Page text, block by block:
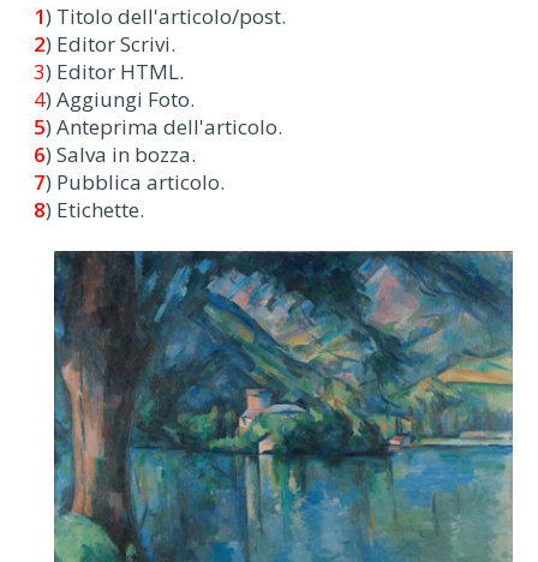
1) Titolo dell'articolo/post.
2) Editor Scrivi.
3) Editor HTML.
4) Aggiungi Foto.
5) Anteprima dell'articolo.
6) Salva in bozza.
7) Pubblica articolo.
8) Etichette.